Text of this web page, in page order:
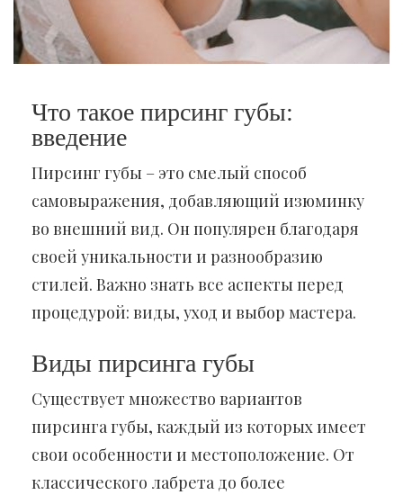
Что такое пирсинг губы:
введение
Пирсинг губы – это смелый способ
самовыражения, добавляющий изюминку
во внешний вид. Он популярен благодаря
своей уникальности и разнообразию
стилей. Важно знать все аспекты перед
процедурой: виды, уход и выбор мастера.
Виды пирсинга губы
Существует множество вариантов
пирсинга губы, каждый из которых имеет
свои особенности и местоположение. От
классического лабрета до более